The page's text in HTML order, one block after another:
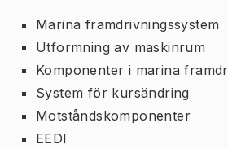
Marina framdrivningssystem
Utformning av maskinrum
Komponenter i marina
System för kursändring
Motståndskomponenter
EEDI